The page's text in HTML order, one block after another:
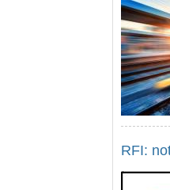
RFI: